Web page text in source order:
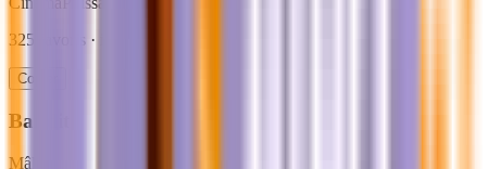
325
favoris · ideal
Copier
Bandit
Mâle